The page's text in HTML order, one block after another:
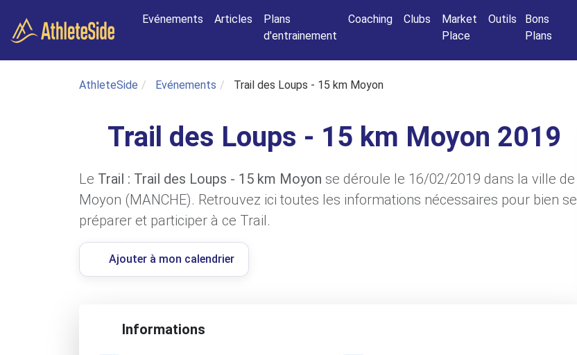
Evénements
Articles
Plans
d'entrainement
Coaching Clubs
Market
Place
Outils
Bons
Plans
AthleteSide Evénements Trail des Loups - 15 km Moyon
Trail des Loups - 15 km Moyon 2019
Le Trail : Trail des Loups - 15 km Moyon se déroule le 16/02/2019 dans la ville de
Moyon (MANCHE). Retrouvez ici toutes les informations nécessaires pour bien se
préparer et participer à ce Trail.
Ajouter à mon calendrier
Informations